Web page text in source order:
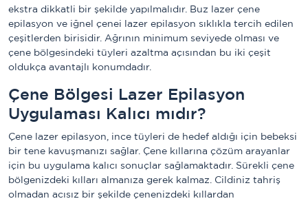
ekstra dikkatli bir şekilde yapılmalıdır. Buz lazer çene
epilasyon ve iğnel çenei lazer epilasyon sıklıkla tercih edilen
çeşitlerden birisidir. Ağrının minimum seviyede olması ve
çene bölgesindeki tüyleri azaltma açısından bu iki çeşit
oldukça avantajlı konumdadır.
Çene Bölgesi Lazer Epilasyon
Uygulaması Kalıcı mıdır?
Çene lazer epilasyon, ince tüyleri de hedef aldığı için bebeksi
bir tene kavuşmanızı sağlar. Çene kıllarına çözüm arayanlar
için bu uygulama kalıcı sonuçlar sağlamaktadır. Sürekli çene
bölgenizdeki kılları almanıza gerek kalmaz. Cildiniz tahriş
olmadan acısız bir şekilde çenenizdeki kıllardan